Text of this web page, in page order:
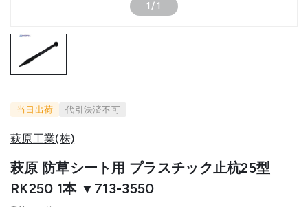
1 / 1
当日出荷 代引決済不可
萩原工業(株)
萩原 防草シート用 プラスチック止杭25型
RK250 1本 ▼713-3550